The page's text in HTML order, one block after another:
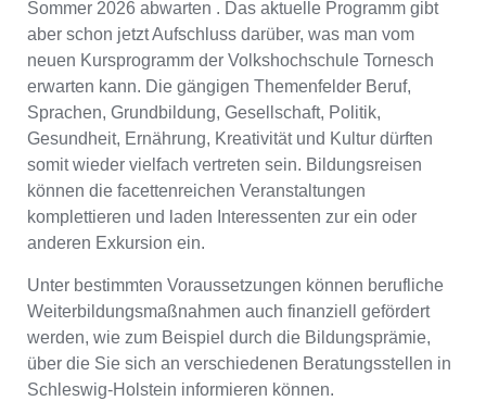
Sommer 2026 abwarten . Das aktuelle Programm gibt
aber schon jetzt Aufschluss darüber, was man vom
neuen Kursprogramm der Volkshochschule Tornesch
erwarten kann. Die gängigen Themenfelder Beruf,
Sprachen, Grundbildung, Gesellschaft, Politik,
Gesundheit, Ernährung, Kreativität und Kultur dürften
somit wieder vielfach vertreten sein. Bildungsreisen
können die facettenreichen Veranstaltungen
komplettieren und laden Interessenten zur ein oder
anderen Exkursion ein.
Unter bestimmten Voraussetzungen können berufliche
Weiterbildungsmaßnahmen auch finanziell gefördert
werden, wie zum Beispiel durch die Bildungsprämie,
über die Sie sich an verschiedenen Beratungsstellen in
Schleswig-Holstein informieren können.